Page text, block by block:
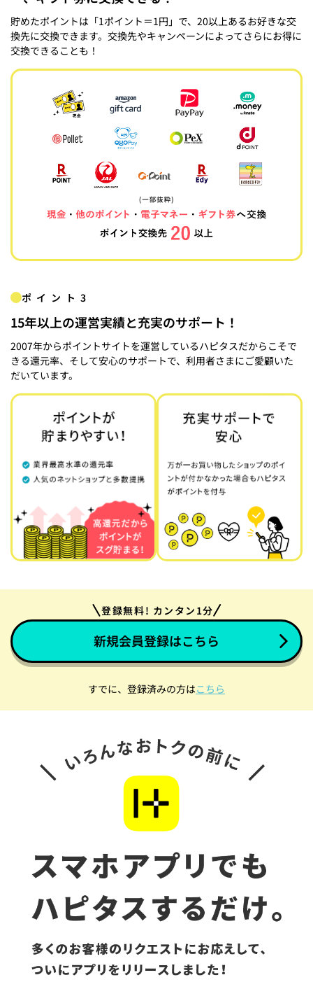
貯めたポイントは「1ポイント＝1円」で、20以上あるお好きな交
換先に交換できます。交換先やキャンペーンによってさらにお得に
交換できることも！
ポイント3
15年以上の運営実績と充実のサポート！
2007年からポイントサイトを運営しているハピタスだからこそで
きる還元率、そして安心のサポートで、利用者さまにご愛顧いた
だいています。
登録無料! カンタン1分
新規会員登録はこちら
すでに、登録済みの方はこちら